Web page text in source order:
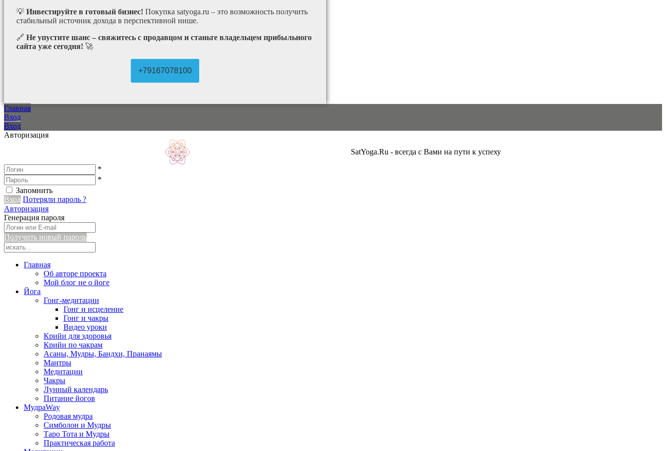
💡 Инвестируйте в готовый бизнес! Покупка satyoga.ru – это возможность получить
стабильный источник дохода в перспективной нише.
🔗 Не упустите шанс – свяжитесь с продавцом и станьте владельцем прибыльного
сайта уже сегодня! 🚀
+79167078100
Главная
Вход
Вход
Авторизация
SatYoga.Ru - всегда с Вами на пути к успеху
*
*
Запомнить
Вход Потеряли пароль ?
Авторизация
Генерация пароля
Получить новый пароль
Главная
Об авторе проекта
Мой блог не о йоге
Йога
Гонг-медитации
Гонг и исцеление
Гонг и чакры
Видео уроки
Крийи для здоровья
Крийи по чакрам
Асаны, Мудры, Бандхи, Пранаямы
Мантры
Медитации
Чакры
Лунный календарь
Питание йогов
МудраWay
Родовая мудра
Симболон и Мудры
Таро Тота и Мудры
Практическая работа